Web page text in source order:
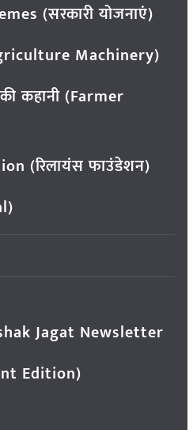
(सरकारी योजनाएं)
Machinery)
कहानी (Farmer
(रिलायंस फाउंडेशन)
Jagat Newsletter
Edition)